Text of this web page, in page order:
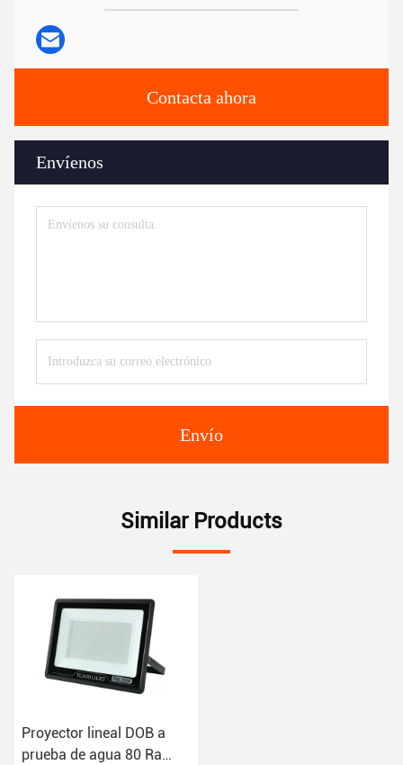
Contacta ahora
Envíenos
Envío
Similar Products
Proyector lineal DOB a
prueba de agua 80 Ra